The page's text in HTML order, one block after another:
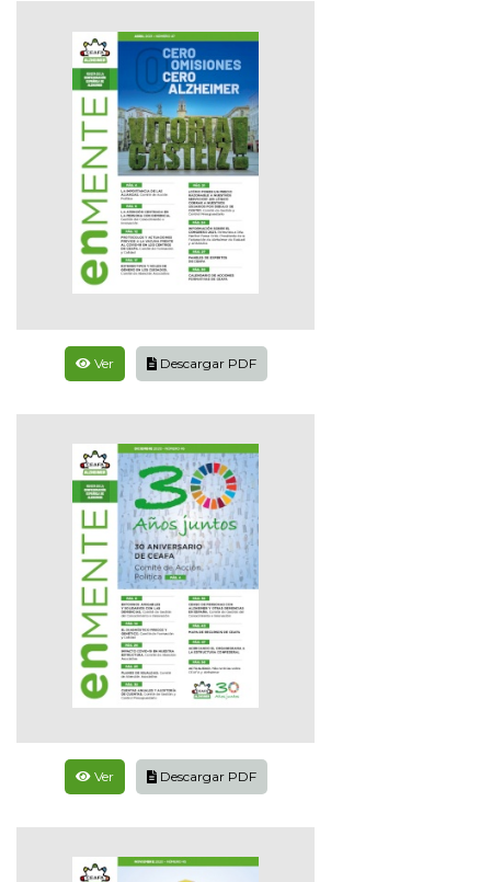
Ver Descargar PDF
Ver Descargar PDF